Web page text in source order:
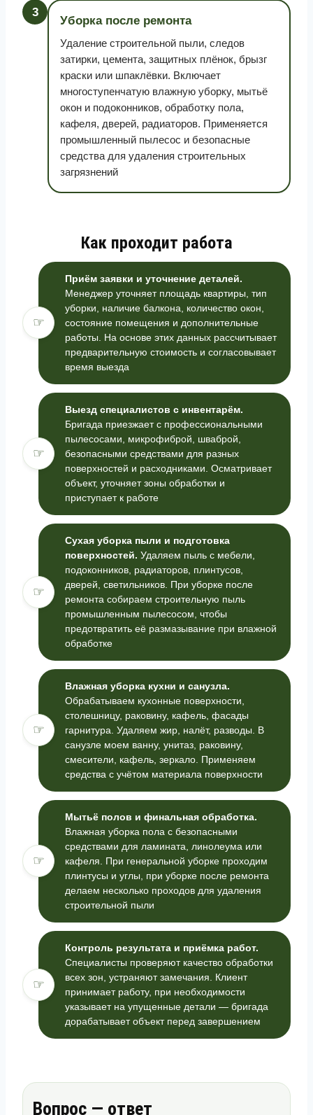
3
Уборка после ремонта
Удаление строительной пыли, следов
затирки, цемента, защитных плёнок, брызг
краски или шпаклёвки. Включает
многоступенчатую влажную уборку, мытьё
окон и подоконников, обработку пола,
кафеля, дверей, радиаторов. Применяется
промышленный пылесос и безопасные
средства для удаления строительных
загрязнений
Как проходит работа
☞
Приём заявки и уточнение деталей.
Менеджер уточняет площадь квартиры, тип
уборки, наличие балкона, количество окон,
состояние помещения и дополнительные
работы. На основе этих данных рассчитывает
предварительную стоимость и согласовывает
время выезда
☞
Выезд специалистов с инвентарём.
Бригада приезжает с профессиональными
пылесосами, микрофиброй, шваброй,
безопасными средствами для разных
поверхностей и расходниками. Осматривает
объект, уточняет зоны обработки и
приступает к работе
☞
Сухая уборка пыли и подготовка
поверхностей. Удаляем пыль с мебели,
подоконников, радиаторов, плинтусов,
дверей, светильников. При уборке после
ремонта собираем строительную пыль
промышленным пылесосом, чтобы
предотвратить её размазывание при влажной
обработке
☞
Влажная уборка кухни и санузла.
Обрабатываем кухонные поверхности,
столешницу, раковину, кафель, фасады
гарнитура. Удаляем жир, налёт, разводы. В
санузле моем ванну, унитаз, раковину,
смесители, кафель, зеркало. Применяем
средства с учётом материала поверхности
☞
Мытьё полов и финальная обработка.
Влажная уборка пола с безопасными
средствами для ламината, линолеума или
кафеля. При генеральной уборке проходим
плинтусы и углы, при уборке после ремонта
делаем несколько проходов для удаления
строительной пыли
☞
Контроль результата и приёмка работ.
Специалисты проверяют качество обработки
всех зон, устраняют замечания. Клиент
принимает работу, при необходимости
указывает на упущенные детали — бригада
дорабатывает объект перед завершением
Вопрос — ответ